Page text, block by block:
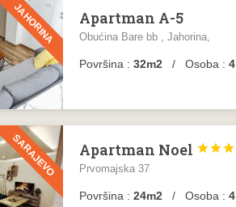
JAHORINA Apartman A-5
Obućina Bare bb , Jahorina,
Površina : 32m2/ Osoba : 4
SARAJEVO Apartman Noel 


Prvomajska 37
Površina : 24m2/ Osoba : 4